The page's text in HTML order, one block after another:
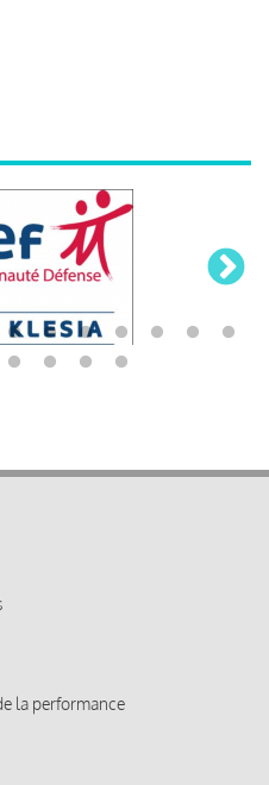
la performance